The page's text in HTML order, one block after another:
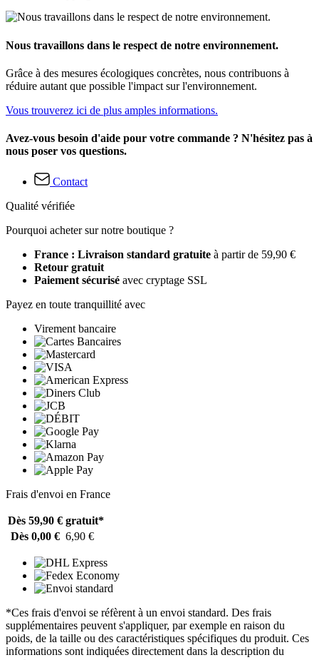
Nous travaillons dans le respect de notre environnement.
Grâce à des mesures écologiques concrètes, nous contribuons à
réduire autant que possible l'impact sur l'environnement.
Vous trouverez ici de plus amples informations.
Avez-vous besoin d'aide pour votre commande ? N'hésitez pas à
nous poser vos questions.
Contact
Qualité vérifiée
Pourquoi acheter sur notre boutique ?
France : Livraison standard gratuite à partir de 59,90 €
Retour gratuit
Paiement sécurisé avec cryptage SSL
Payez en toute tranquillité avec
Virement bancaire
Frais d'envoi en France
Dès 59,90 € gratuit*
Dès 0,00 € 6,90 €
*Ces frais d'envoi se réfèrent à un envoi standard. Des frais
supplémentaires peuvent s'appliquer, par exemple en raison du
poids, de la taille ou des caractéristiques spécifiques du produit. Ces
informations sont indiquées directement dans la description du